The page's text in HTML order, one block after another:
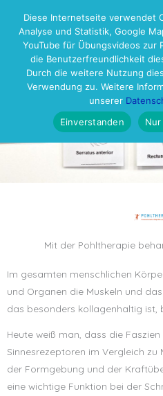
Inhalt
springen
Praxis für
Rhein-
Mit der Pohltherapie
Im gesamten menschlichen
und Organen die Muskeln und
das besonders kollagenhaltig ist,
Heute weiß man, dass die
Sinnesrezeptoren im Vergleich zu
der Formgebung und der
eine wichtige Funktion bei der
Diese Internetseite verwendet
Analyse und Statistik, Google
YouTube für Übungsvideos zur
die Benutzerfreundlichkeit
Durch die weitere Nutzung
Verwendung zu. Weitere
unserer
Einverstanden